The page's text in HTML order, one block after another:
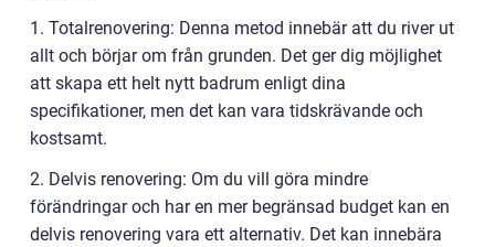
1. Totalrenovering: Denna metod innebär att du river ut
allt och börjar om från grunden. Det ger dig möjlighet
att skapa ett helt nytt badrum enligt dina
specifikationer, men det kan vara tidskrävande och
kostsamt.
2. Delvis renovering: Om du vill göra mindre
förändringar och har en mer begränsad budget kan en
delvis renovering vara ett alternativ. Det kan innebära